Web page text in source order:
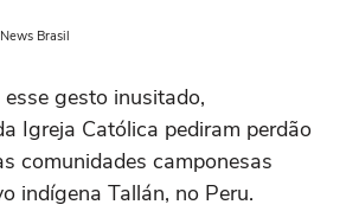
Brasil
gesto inusitado,
Igreja Católica pediram perdão
comunidades camponesas
indígena Tallán, no Peru.